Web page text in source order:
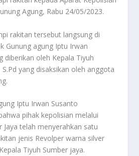
Agung, Rabu 24/05/2023.
rakitan tersebut langsung di
Gunung agung Iptu Irwan
diberikan oleh Kepala Tiyuh
yang disaksikan oleh anggota
Iptu Irwan Susanto
pihak kepolisian melalui
Jaya telah menyerahkan satu
jenis Revolper warna silver
Tiyuh Sumber jaya.